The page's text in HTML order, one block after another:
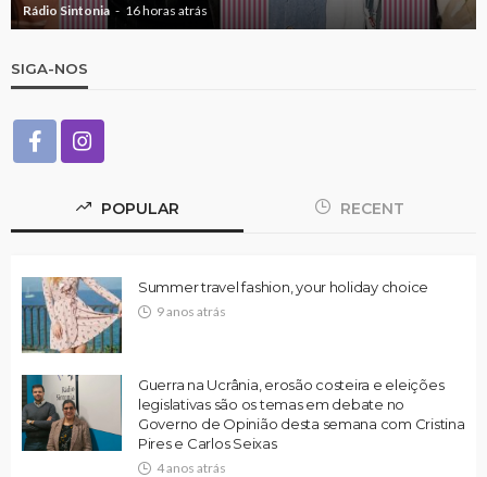
Rádio Sintonia 16 horas atrás
SIGA-NOS
POPULAR RECENT
Summer travel fashion, your holiday choice
9 anos atrás
Guerra na Ucrânia, erosão costeira e eleições
legislativas são os temas em debate no
Governo de Opinião desta semana com Cristina
Pires e Carlos Seixas
4 anos atrás